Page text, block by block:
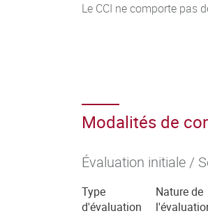
Le CCI ne comporte pas
Modalités de
Évaluation initiale /
Type
d'évaluation
Nature de